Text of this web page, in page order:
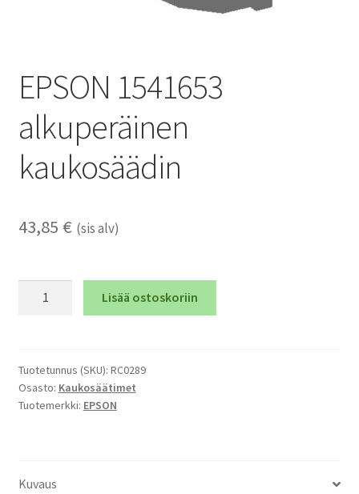
EPSON 1541653
alkuperäinen
kaukosäädin
43,85 € (sis alv)
määrä
Lisää ostoskoriin
Tuotetunnus (SKU): RC0289
Osasto: Kaukosäätimet
Tuotemerkki: EPSON
Kuvaus